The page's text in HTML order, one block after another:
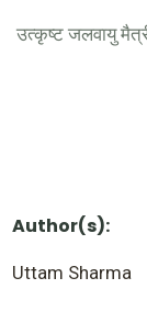
उत्कृष्ट जलवायु
Author(s):
Uttam Sharma